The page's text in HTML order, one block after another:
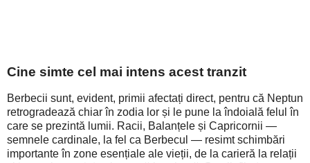
Cine simte cel mai intens acest tranzit
Berbecii sunt, evident, primii afectați direct, pentru că Neptun
retrogradează chiar în zodia lor și le pune la îndoială felul în
care se prezintă lumii. Racii, Balanțele și Capricornii —
semnele cardinale, la fel ca Berbecul — resimt schimbări
importante în zone esențiale ale vieții, de la carieră la relații